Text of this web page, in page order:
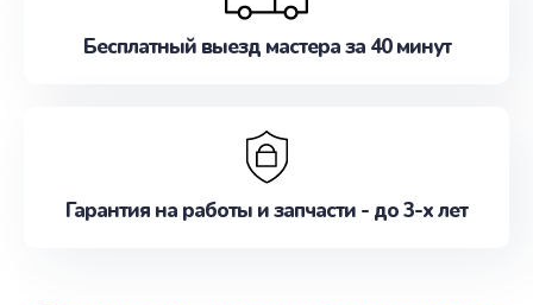
Бесплатный выезд мастера за 40 минут
Гарантия на работы и запчасти - до 3-х лет